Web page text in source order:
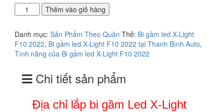
chỉ
bi
gầm
Led
Light
F10
Thêm vào giỏ hàng
Danh mục: Sản Phẩm Theo Quận Thẻ: Bi gầm led X-Light
F10 2022, Bi gầm led X-Light F10 2022 tại Thanh Bình Auto,
Tính năng của Bi gầm led X-Light F10 2022
Chi tiết sản phẩm
Địa chỉ lắp bi gầm Led X-Light